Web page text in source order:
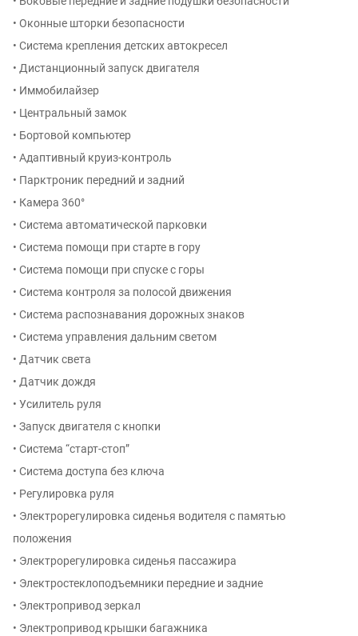
• Оконные шторки безопасности
• Система крепления детских автокресел
• Дистанционный запуск двигателя
• Иммобилайзер
• Центральный замок
• Бортовой компьютер
• Адаптивный круиз-контроль
• Парктроник передний и задний
• Камера 360°
• Система автоматической парковки
• Система помощи при старте в гору
• Система помощи при спуске с горы
• Система контроля за полосой движения
• Система распознавания дорожных знаков
• Система управления дальним светом
• Датчик света
• Датчик дождя
• Усилитель руля
• Запуск двигателя с кнопки
• Система “старт-стоп”
• Система доступа без ключа
• Регулировка руля
• Электрорегулировка сиденья водителя с памятью
положения
• Электрорегулировка сиденья пассажира
• Электростеклоподъемники передние и задние
• Электропривод зеркал
• Электропривод крышки багажника